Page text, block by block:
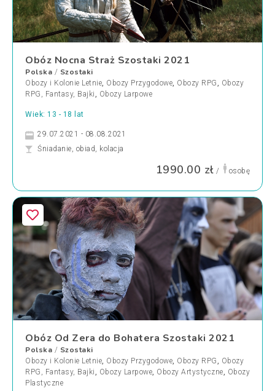
Obóz Nocna Straż Szostaki 2021
Polska / Szostaki
Obozy i Kolonie Letnie, Obozy Przygodowe, Obozy RPG , Obozy
RPG, Fantasy, Bajki , Obozy Larpowe
Wiek: 13 - 18 lat
29.07.2021 - 08.08.2021
Śniadanie, obiad, kolacja
1990.00 zł / osobę
Obóz Od Zera do Bohatera Szostaki 2021
Polska / Szostaki
Obozy i Kolonie Letnie, Obozy Przygodowe, Obozy RPG , Obozy
RPG, Fantasy, Bajki , Obozy Larpowe, Obozy Artystyczne, Obozy
Plastyczne